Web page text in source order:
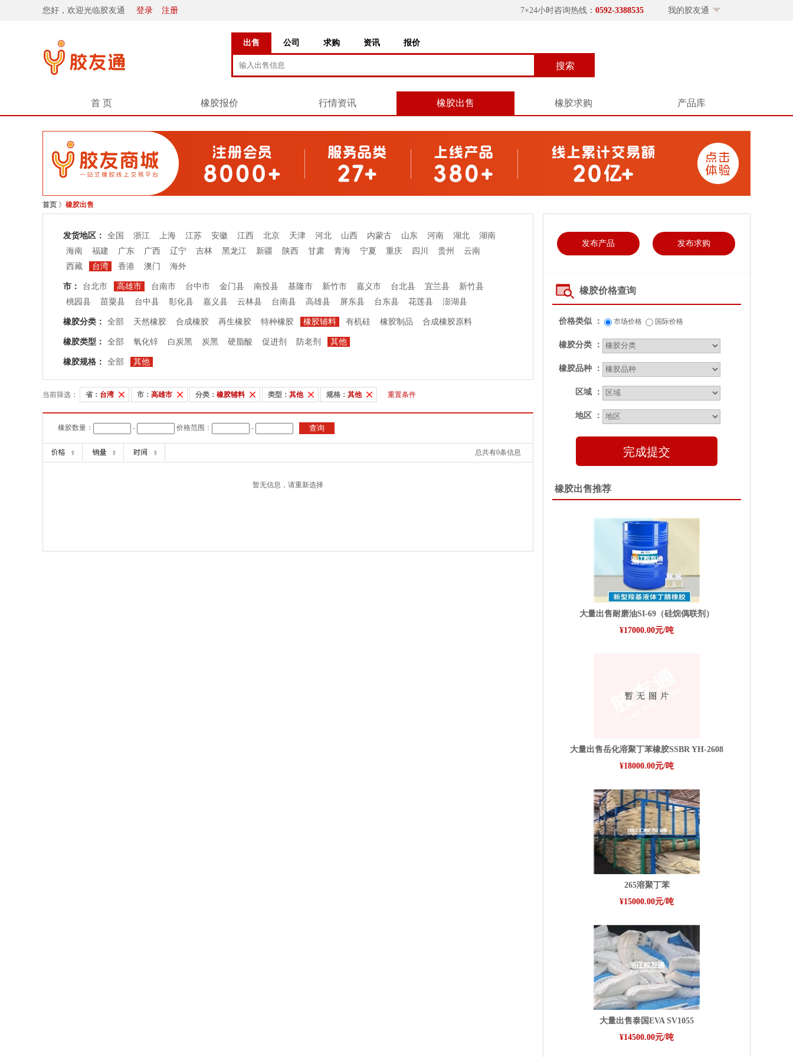
您好，欢迎光临胶友通 登录 注册 7×24小时咨询热线： 0592-3388535 我的胶友通
出售 公司 求购 资讯 报价
搜索
首 页 橡胶报价 行情资讯 橡胶出售 橡胶求购 产品库
首页 》 橡胶出售
发货地区： 全国 浙江 上海 江苏 安徽 江西 北京 天津 河北 山西 内蒙古 山东 河南 湖北
湖南
海南
福建 广东 广西 辽宁 吉林 黑龙江 新疆 陕西 甘肃 青海 宁夏 重庆 四川 贵州
云南
西藏
台湾 香港 澳门 海外
市： 台北市 高雄市 台南市 台中市 金门县 南投县 基隆市 新竹市 嘉义市 台北县 宜兰县
新竹县
桃园县
苗粟县 台中县 彰化县 嘉义县 云林县 台南县 高雄县 屏东县 台东县 花莲县 澎湖县
橡胶分类： 全部 天然橡胶 合成橡胶 再生橡胶 特种橡胶 橡胶辅料 有机硅 橡胶制品 合成橡胶原料
橡胶类型： 全部 氧化锌 白炭黑 炭黑 硬脂酸 促进剂 防老剂 其他
橡胶规格： 全部 其他
当前筛选： 省： 台湾 市： 高雄市 分类： 橡胶辅料 类型： 其他 规格： 其他 重置条件
橡胶数量： - 价格范围： -
总共有0条信息
暂无信息，请重新选择
发布产品 发布求购
橡胶价格查询
价格类似 ： 市场价格 国际价格
橡胶分类 ：
橡胶品种 ：
区域 ：
地区 ：
完成提交
橡胶出售推荐
大量出售耐磨油SI-69（硅烷偶联剂）
¥17000.00元/吨
大量出售岳化溶聚丁苯橡胶SSBR YH-2608
¥18000.00元/吨
265溶聚丁苯
¥15000.00元/吨
大量出售泰国EVA SV1055
¥14500.00元/吨